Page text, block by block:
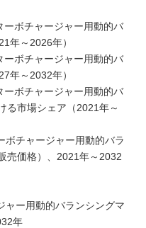
ボチャージャー用動的バ
年～2026年）
ボチャージャー用動的バ
年～2032年）
ボチャージャー用動的バ
る市場シェア（2021年～
ボチャージャー用動的バラ
売価格）、2021年～2032
ャー用動的バランシングマ
年